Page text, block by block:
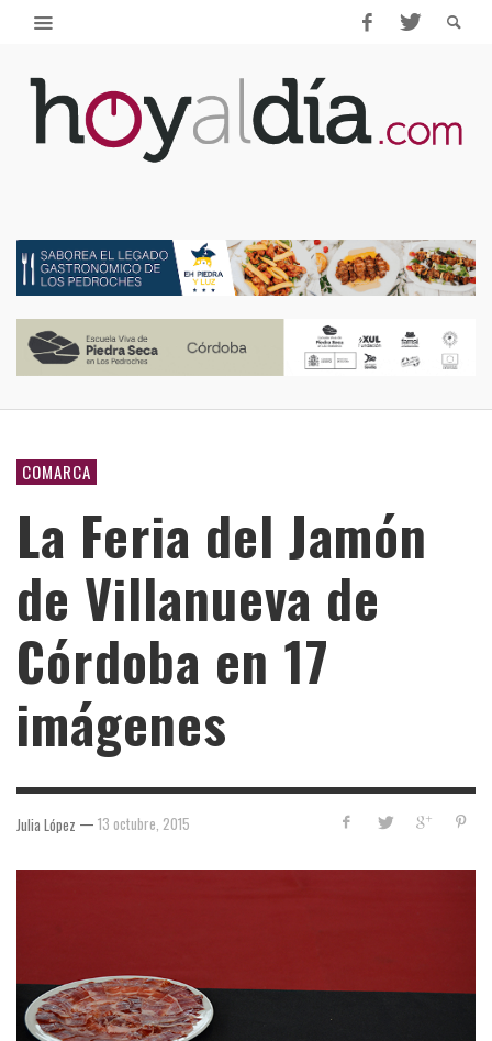
COMARCA
La Feria del Jamón
de Villanueva de
Córdoba en 17
imágenes
Julia López — 13 octubre, 2015